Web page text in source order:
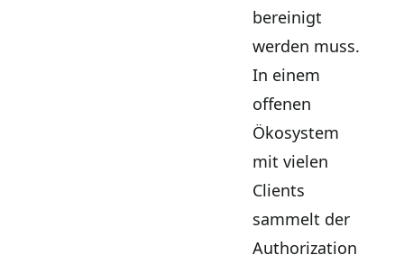
bereinigt
werden muss.
In einem
offenen
Ökosystem
mit vielen
Clients
sammelt der
Authorization